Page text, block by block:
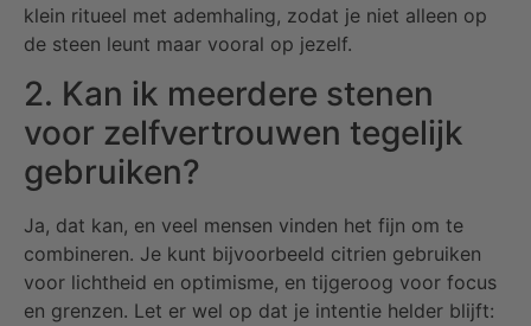
klein ritueel met ademhaling, zodat je niet alleen op
de steen leunt maar vooral op jezelf.
2. Kan ik meerdere stenen
voor zelfvertrouwen tegelijk
gebruiken?
Ja, dat kan, en veel mensen vinden het fijn om te
combineren. Je kunt bijvoorbeeld citrien gebruiken
voor lichtheid en optimisme, en tijgeroog voor focus
en grenzen. Let er wel op dat je intentie helder blijft: